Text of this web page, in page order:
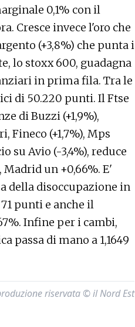
0,1% con il
Cresce invece l'oro che
(+3,8%) che punta i
lo stoxx 600, guadagna
in prima fila. Tra le
di 50.220 punti. Il Ftse
di Buzzi (+1,9%),
Fineco (+1,7%), Mps
su Avio (-3,4%), reduce
un +0,66%. E'
della disoccupazione in
punti e anche il
Infine per i cambi,
passa di mano a 1,1649
riservata © il Nord Est